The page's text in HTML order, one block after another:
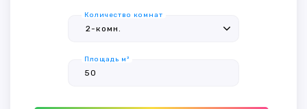
Количество комнат
Площадь м²